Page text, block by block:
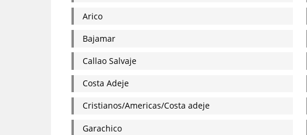
Arico
Bajamar
Callao Salvaje
Costa Adeje
Cristianos/Americas/Costa adeje
Garachico